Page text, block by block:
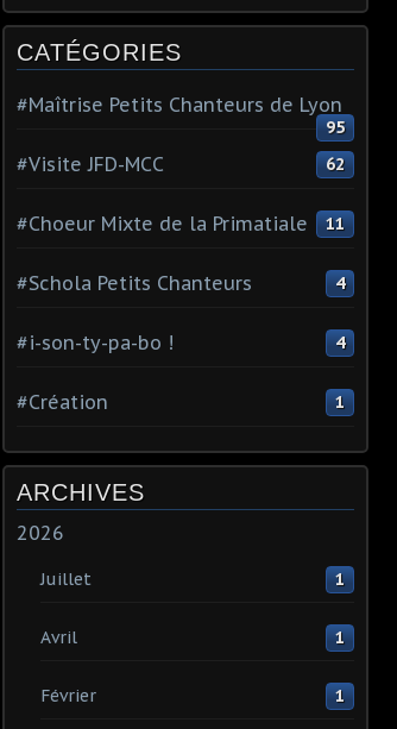
CATÉGORIES
#Maîtrise Petits Chanteurs de Lyon
95
#Visite JFD-MCC 62
#Choeur Mixte de la Primatiale 11
#Schola Petits Chanteurs 4
#i-son-ty-pa-bo ! 4
#Création 1
ARCHIVES
2026
Juillet 1
Avril 1
Février 1